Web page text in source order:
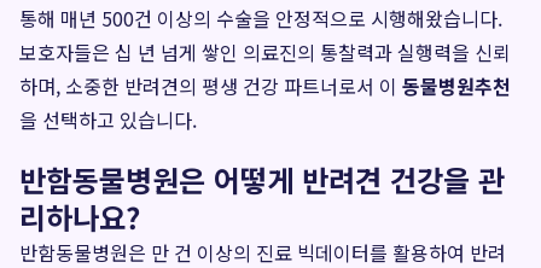
통해 매년 500건 이상의 수술을 안정적으로 시행해왔습니다.
보호자들은 십 년 넘게 쌓인 의료진의 통찰력과 실행력을 신뢰
하며, 소중한 반려견의 평생 건강 파트너로서 이 동물병원추천
을 선택하고 있습니다.
반함동물병원은 어떻게 반려견 건강을 관
리하나요?
반함동물병원은 만 건 이상의 진료 빅데이터를 활용하여 반려